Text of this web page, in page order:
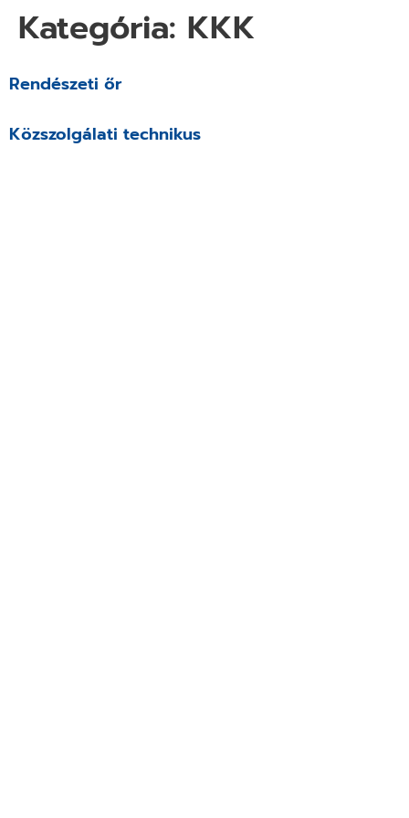
Kategória: KKK
Rendészeti őr
Közszolgálati technikus